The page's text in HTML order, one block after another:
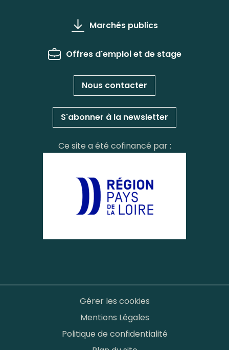
Marchés publics
Offres d'emploi et de stage
Nous contacter
S'abonner à la newsletter
Ce site a été cofinancé par :
Gérer les cookies
Mentions Légales
Politique de confidentialité